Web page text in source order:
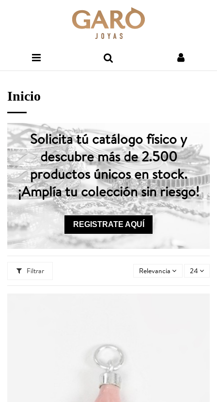
Inicio
Solicita tú catálogo físico y
descubre más de 2.500
productos únicos en stock.
¡Amplía tu colección sin riesgo!
REGISTRATE AQUÍ
Filtrar Relevancia 24
46925.0